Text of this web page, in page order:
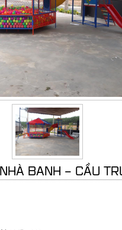
BANH – CẦU